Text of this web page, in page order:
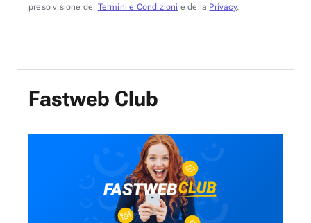
preso visione dei Termini e Condizioni e della Privacy.
Fastweb Club